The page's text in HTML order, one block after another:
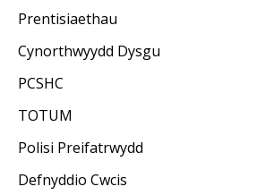
Prentisiaethau
Cynorthwyydd Dysgu
PCSHC
TOTUM
Polisi Preifatrwydd
Defnyddio Cwcis